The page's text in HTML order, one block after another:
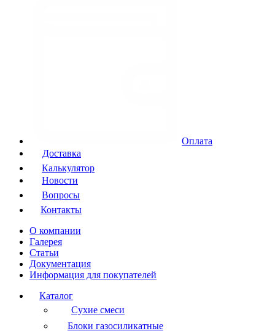
Оплата
Доставка
Калькулятор
Новости
Вопросы
Контакты
О компании
Галерея
Статьи
Документация
Информация для покупателей
Каталог
Сухие смеси
Блоки газосиликатные